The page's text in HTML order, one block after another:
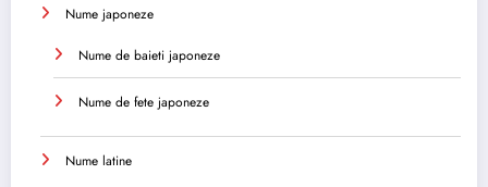
Nume japoneze
Nume de baieti japoneze
Nume de fete japoneze
Nume latine